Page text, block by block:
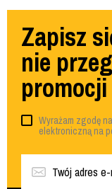
Zapisz
nie
promocji
Wyrażam zgodę
elektroniczną na